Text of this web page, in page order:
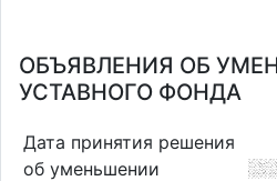
ОБЪЯВЛЕНИЯ ОБ
УСТАВНОГО ФОНДА
Дата принятия решения
об уменьшении